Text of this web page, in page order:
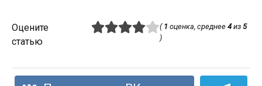
Оцените
статью
( 1 оценка, среднее 4из 5
)